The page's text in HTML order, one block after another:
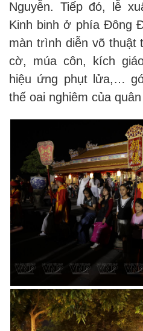
Nguyễn. Tiếp đó, lễ
Kinh binh ở phía Đông
màn trình diễn võ thuật
cờ, múa côn, kích
hiệu ứng phụt lửa,…
thế oai nghiêm của